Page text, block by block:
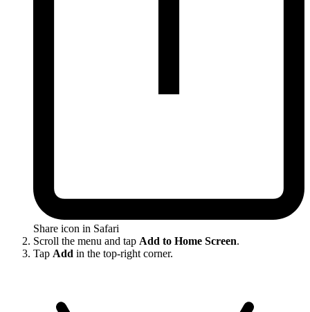
Share icon in Safari
Scroll the menu and tap Add to Home Screen.
Tap Add in the top-right corner.